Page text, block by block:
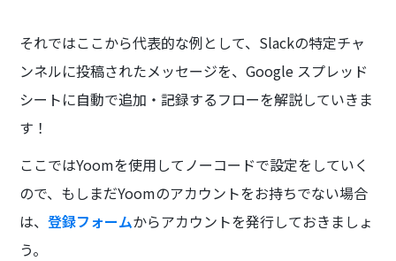
それではここから代表的な例として、Slackの特定チャ
ンネルに投稿されたメッセージを、Google スプレッド
シートに自動で追加・記録するフローを解説していきま
す！
ここではYoomを使用してノーコードで設定をしていく
ので、もしまだYoomのアカウントをお持ちでない場合
は、登録フォームからアカウントを発行しておきましょ
う。